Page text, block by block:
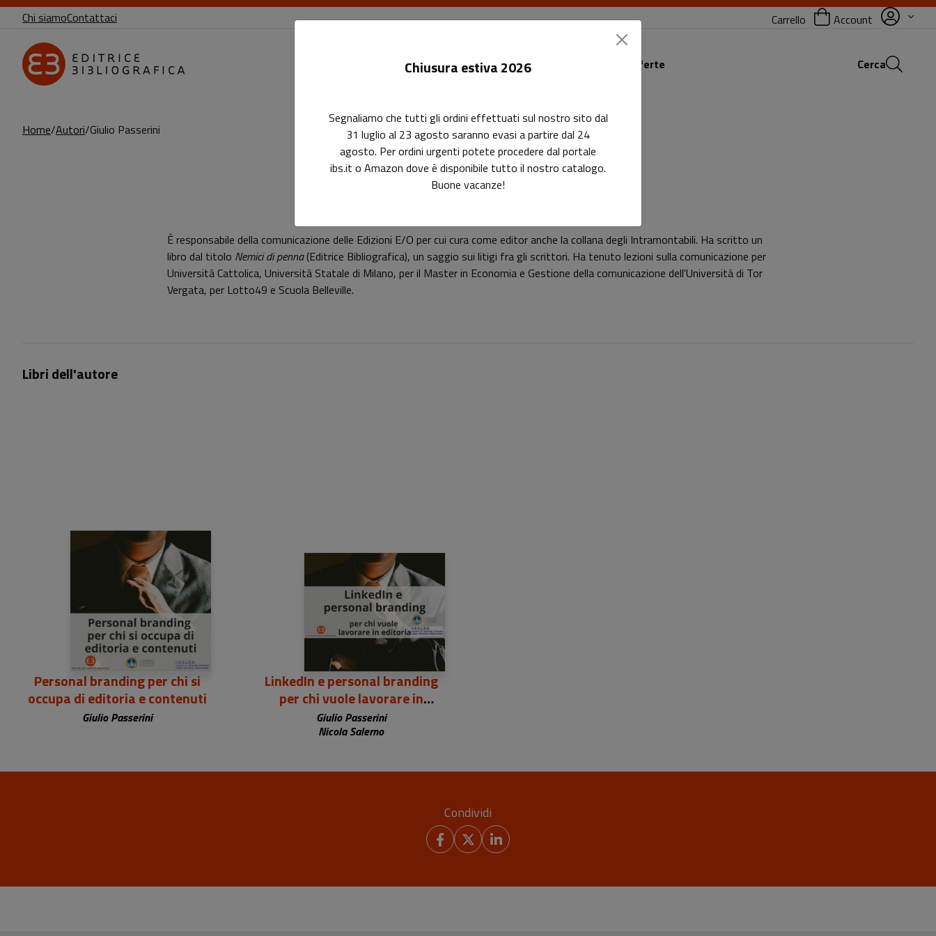
Chi siamoContattaci Carrello Account
Le riviste I corsi Le offerte Cerca
Home Autori Giulio Passerini
Giulio Passerini
È responsabile della comunicazione delle Edizioni E/O per cui cura come editor anche la collana degli Intramontabili. Ha scritto un
libro dal titolo Nemici di penna(Editrice Bibliografica), un saggio sui litigi fra gli scrittori. Ha tenuto lezioni sulla comunicazione per
Università Cattolica, Università Statale di Milano, per il Master in Economia e Gestione della comunicazione dell'Università di Tor
Vergata, per Lotto49 e Scuola Belleville.
Libri dell'autore
Personal branding per chi si
occupa di editoria e contenuti
Giulio Passerini
LinkedIn e personal branding
per chi vuole lavorare in
editoria
Giulio Passerini
Nicola Salerno
Condividi
Chiusura estiva 2026
Segnaliamo che tutti gli ordini effettuati sul nostro sito dal
31 luglio al 23 agosto saranno evasi a partire dal 24
agosto. Per ordini urgenti potete procedere dal portale
ibs.it o Amazon dove è disponibile tutto il nostro catalogo.
Buone vacanze!